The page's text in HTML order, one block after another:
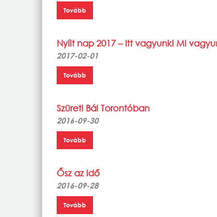
Tovább
Nyílt nap 2017 – Itt vagyunk! Mi
2017-02-01
Tovább
Szüreti Bál Torontóban
2016-09-30
Tovább
Ősz az idő
2016-09-28
Tovább